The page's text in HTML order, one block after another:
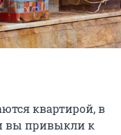
квартирой, в
вы привыкли к